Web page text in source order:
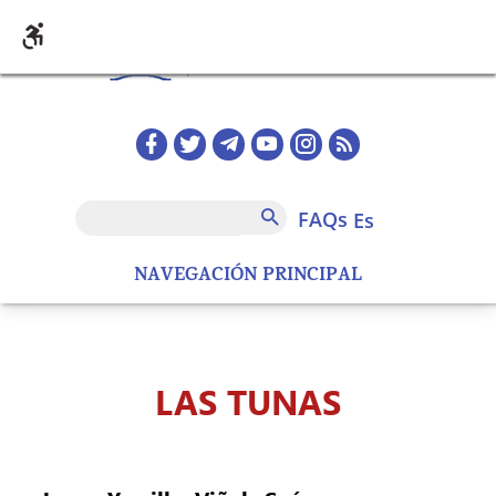
NAVEGACIÓN PRINCIPAL
Redes sociales home
FAQs
FAQs es
LAS TUNAS